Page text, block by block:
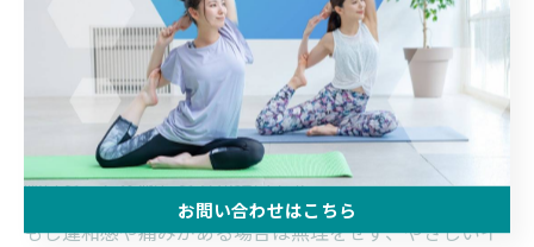
ンメソッドのイメジェリーを用いて同じ動作を行い、動
きやすさや力みの違いを比較しましょう。
例えば、「背骨がしなやかに連動する」イメージを持っ
て前屈をすると、筋肉の緊張が和らぎ、よりスムーズに
動けることを感じる方が多いです。
もし違和感や痛みがある場合は無理をせず、やさしいイ
お問い合わせはこちら